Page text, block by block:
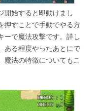
開始すると即動けまし
押すことで手動でやる方
ーで魔法攻撃です。詳し
ある程度やったあとにで
魔法の特徴についてもこ